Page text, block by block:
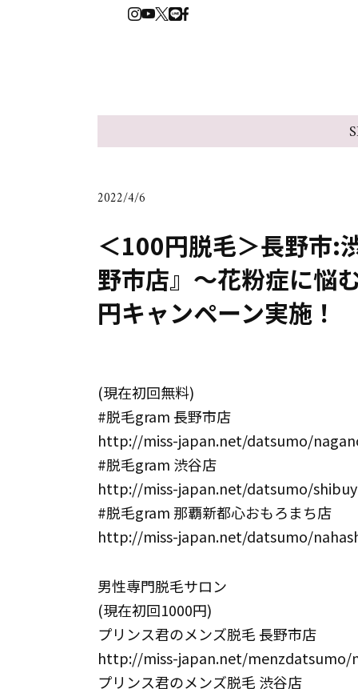
2022/4/6
＜100円脱毛＞長野市:
野市店』～花粉症に悩
円キャンペーン実施！
(現在初回無料)
#脱毛gram 長野市店
http://miss-japan.net/datsumo/
#脱毛gram 渋谷店
http://miss-japan.net/datsumo/
#脱毛gram 那覇新都心おもろまち店
http://miss-japan.net/datsumo/
男性専門脱毛サロン
(現在初回1000円)
プリンス君のメンズ脱毛 長野市店
http://miss-japan.net/menzdatsumo/
プリンス君のメンズ脱毛 渋谷店